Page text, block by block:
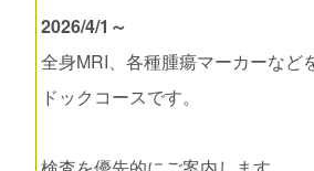
2026/4/1～
全身MRI、各種腫瘍マーカーなど
ドックコースです。